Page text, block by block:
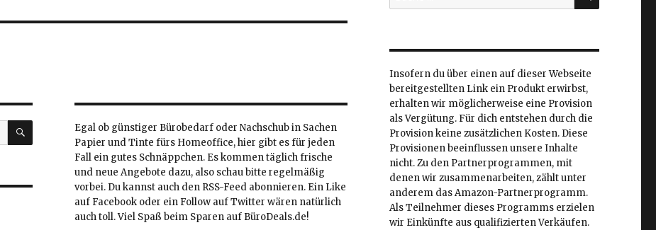
SUCHENEgal ob günstiger Bürobedarf oder Nachschub in Sachen
Papier und Tinte fürs Homeoffice, hier gibt es für jeden
Fall ein gutes Schnäppchen. Es kommen täglich frische
und neue Angebote dazu, also schau bitte regelmäßig
vorbei. Du kannst auch den RSS-Feed abonnieren. Ein Like
auf Facebook oder ein Follow auf Twitter wären natürlich
auch toll. Viel Spaß beim Sparen auf BüroDeals.de!
nach:
Insofern du über einen auf dieser Webseite
bereitgestellten Link ein Produkt erwirbst,
erhalten wir möglicherweise eine Provision
als Vergütung. Für dich entstehen durch die
Provision keine zusätzlichen Kosten. Diese
Provisionen beeinflussen unsere Inhalte
nicht. Zu den Partnerprogrammen, mit
denen wir zusammenarbeiten, zählt unter
anderem das Amazon-Partnerprogramm.
Als Teilnehmer dieses Programms erzielen
wir Einkünfte aus qualifizierten Verkäufen.